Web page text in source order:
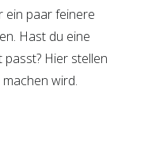
ein paar feinere
Hast du eine
Hier stellen
wird.